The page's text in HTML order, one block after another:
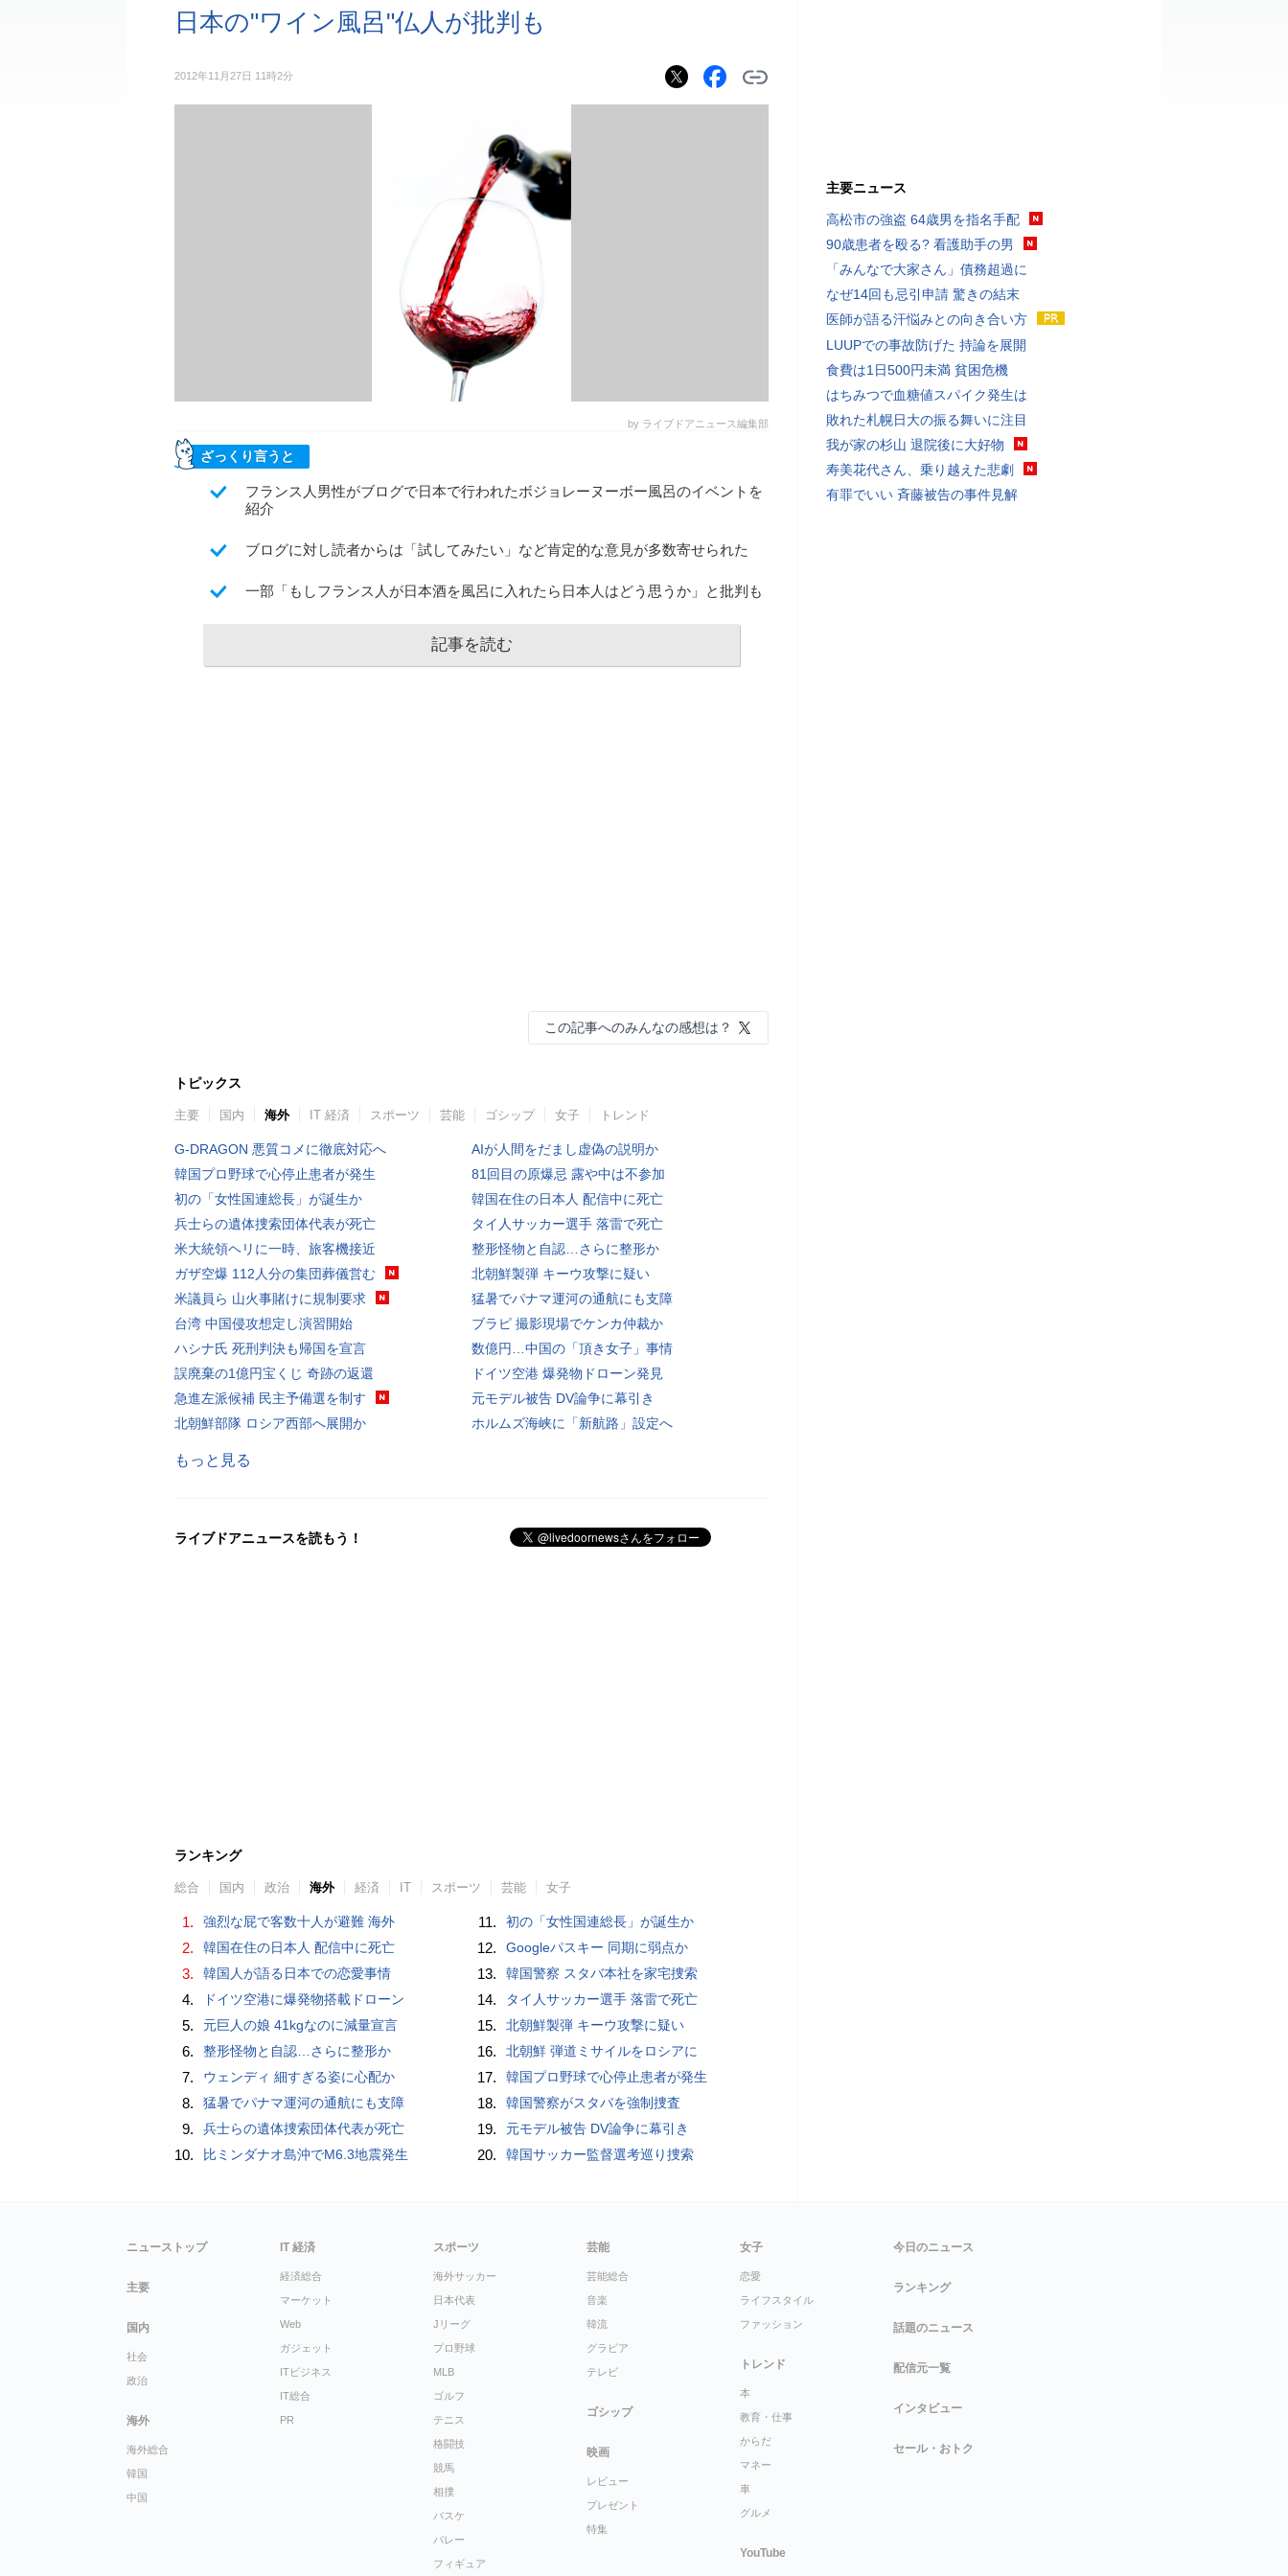
日本の"ワイン風呂"仏人が批判も
2012年11月27日 11時2分
by ライブドアニュース編集部
ざっくり言うと
フランス人男性がブログで日本で行われたボジョレーヌーボー風呂のイベントを
紹介
ブログに対し読者からは「試してみたい」など肯定的な意見が多数寄せられた
一部「もしフランス人が日本酒を風呂に入れたら日本人はどう思うか」と批判も
記事を読む
この記事へのみんなの感想は？
トピックス
主要 国内 海外 IT 経済 スポーツ 芸能 ゴシップ 女子 トレンド
G-DRAGON 悪質コメに徹底対応へ
韓国プロ野球で心停止患者が発生
初の「女性国連総長」が誕生か
兵士らの遺体捜索団体代表が死亡
米大統領ヘリに一時、旅客機接近
ガザ空爆 112人分の集団葬儀営む
米議員ら 山火事賭けに規制要求
台湾 中国侵攻想定し演習開始
ハシナ氏 死刑判決も帰国を宣言
誤廃棄の1億円宝くじ 奇跡の返還
急進左派候補 民主予備選を制す
北朝鮮部隊 ロシア西部へ展開か
AIが人間をだまし虚偽の説明か
81回目の原爆忌 露や中は不参加
韓国在住の日本人 配信中に死亡
タイ人サッカー選手 落雷で死亡
整形怪物と自認…さらに整形か
北朝鮮製弾 キーウ攻撃に疑い
猛暑でパナマ運河の通航にも支障
ブラピ 撮影現場でケンカ仲裁か
数億円…中国の「頂き女子」事情
ドイツ空港 爆発物ドローン発見
元モデル被告 DV論争に幕引き
ホルムズ海峡に「新航路」設定へ
もっと見る
ライブドアニュースを読もう！
ランキング
総合 国内 政治 海外 経済 IT スポーツ 芸能 女子
1. 強烈な屁で客数十人が避難 海外
2. 韓国在住の日本人 配信中に死亡
3. 韓国人が語る日本での恋愛事情
4. ドイツ空港に爆発物搭載ドローン
5. 元巨人の娘 41kgなのに減量宣言
6. 整形怪物と自認…さらに整形か
7. ウェンディ 細すぎる姿に心配か
8. 猛暑でパナマ運河の通航にも支障
9. 兵士らの遺体捜索団体代表が死亡
10. 比ミンダナオ島沖でM6.3地震発生
11. 初の「女性国連総長」が誕生か
12. Googleパスキー 同期に弱点か
13. 韓国警察 スタバ本社を家宅捜索
14. タイ人サッカー選手 落雷で死亡
15. 北朝鮮製弾 キーウ攻撃に疑い
16. 北朝鮮 弾道ミサイルをロシアに
17. 韓国プロ野球で心停止患者が発生
18. 韓国警察がスタバを強制捜査
19. 元モデル被告 DV論争に幕引き
20. 韓国サッカー監督選考巡り捜索
主要ニュース
高松市の強盗 64歳男を指名手配
90歳患者を殴る? 看護助手の男
「みんなで大家さん」債務超過に
なぜ14回も忌引申請 驚きの結末
医師が語る汗悩みとの向き合い方
LUUPでの事故防げた 持論を展開
食費は1日500円未満 貧困危機
はちみつで血糖値スパイク発生は
敗れた札幌日大の振る舞いに注目
我が家の杉山 退院後に大好物
寿美花代さん、乗り越えた悲劇
有罪でいい 斉藤被告の事件見解
ニューストップ
主要
国内
社会
政治
海外
海外総合
韓国
中国
IT 経済
経済総合
マーケット
Web
ガジェット
ITビジネス
IT総合
PR
スポーツ
海外サッカー
日本代表
Jリーグ
プロ野球
MLB
ゴルフ
テニス
格闘技
競馬
相撲
バスケ
バレー
フィギュア
芸能
芸能総合
音楽
韓流
グラビア
テレビ
ゴシップ
映画
レビュー
プレゼント
特集
女子
恋愛
ライフスタイル
ファッション
トレンド
本
教育・仕事
からだ
マネー
車
グルメ
YouTube
今日のニュース
ランキング
話題のニュース
配信元一覧
インタビュー
セール・おトク